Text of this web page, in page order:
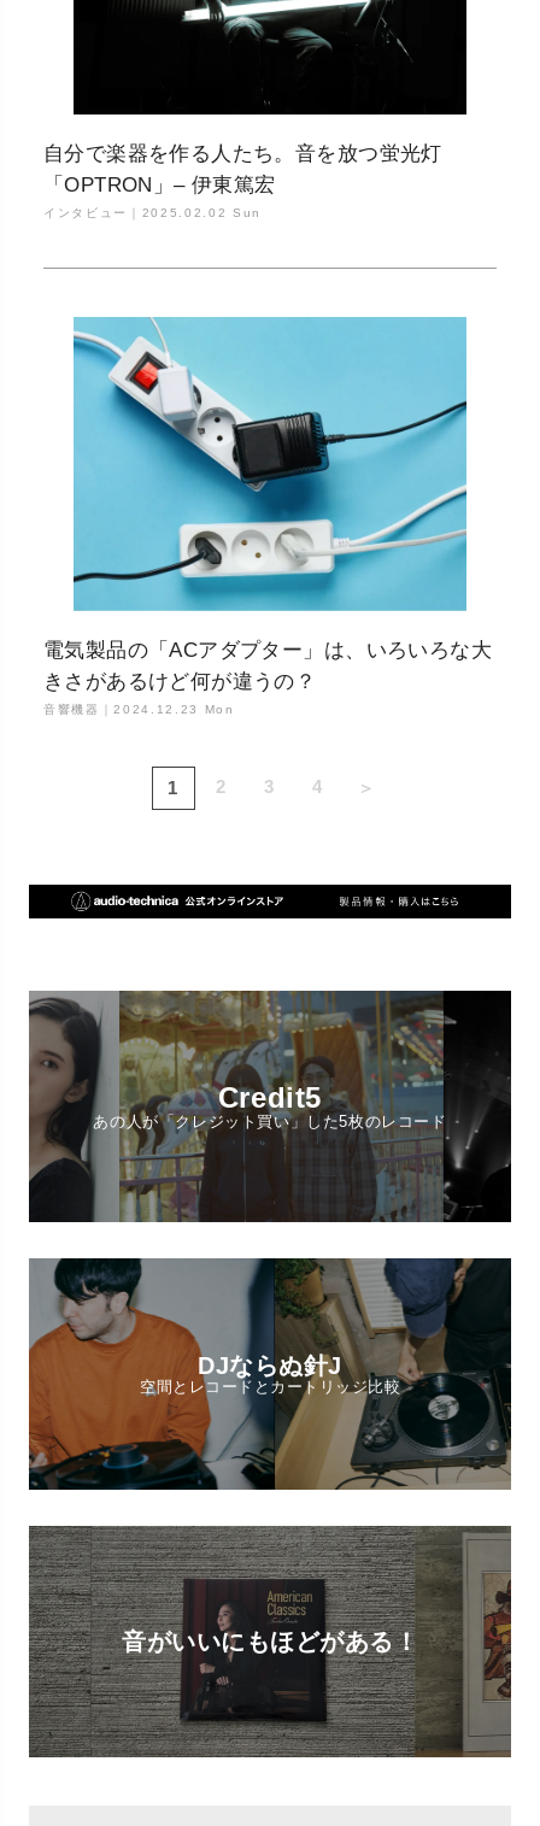
自分で楽器を作る人たち。音を放つ蛍光灯
「OPTRON」– 伊東篤宏
インタビュー｜ 2025.02.02 Sun
電気製品の「ACアダプター」は、いろいろな大
きさがあるけど何が違うの？
音響機器｜2024.12.23 Mon
1 2 3 4 ＞
Credit5
あの人が「クレジット買い」した5枚のレコード
DJならぬ針J
空間とレコードとカートリッジ比較
音がいいにもほどがある！